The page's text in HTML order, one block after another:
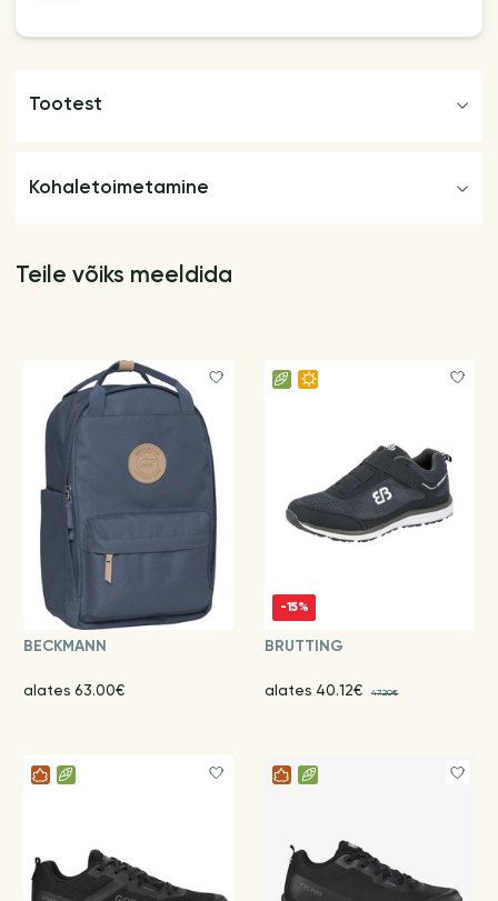
Tootest
Kohaletoimetamine
Teile võiks meeldida
BECKMANN
alates 63.00€
-15%
BRUTTING
alates 40.12€ 47.20€